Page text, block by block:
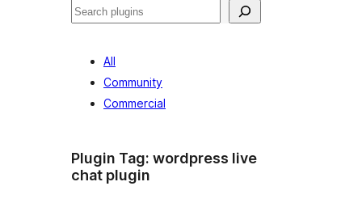
Suchen
All
Community
Commercial
Plugin Tag: wordpress live
chat plugin